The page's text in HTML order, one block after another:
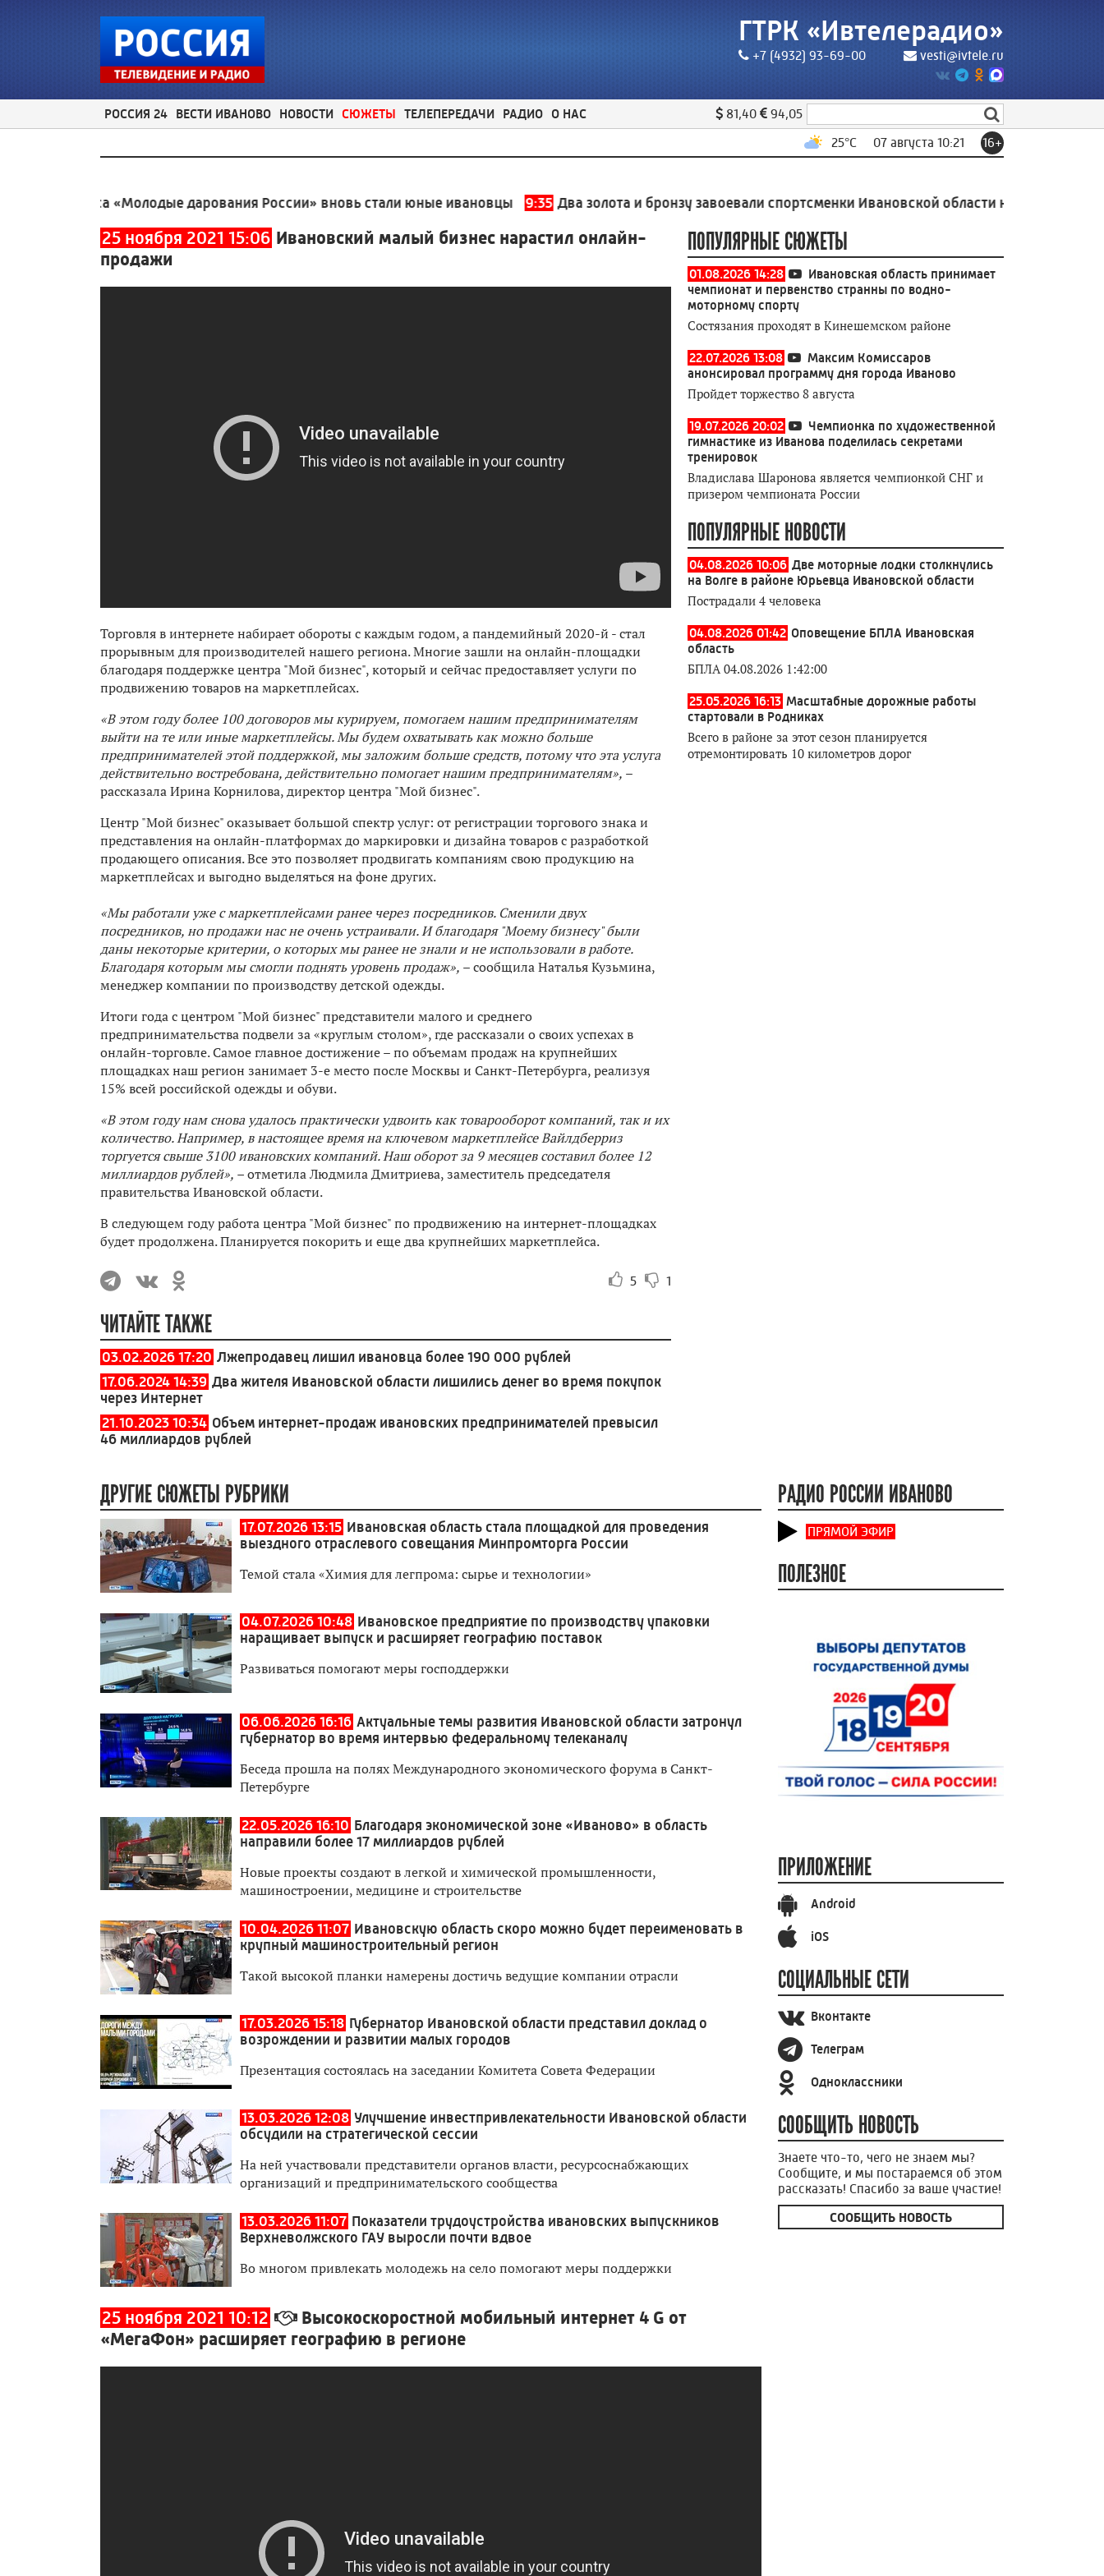
ГТРК «Ивтелерадио»
+7 (4932) 93-69-00 vesti@ivtele.ru
РОССИЯ 24 ВЕСТИ ИВАНОВО НОВОСТИ СЮЖЕТЫ ТЕЛЕПЕРЕДАЧИ РАДИО О НАС 81,40
94,05
25°C 07 августа 10:21 16+
«Молодые дарования России» вновь стали юные ивановцы 9:35 Два золота и бронзу завоевали спортсменки Ивановской области на соревнованиях по
25 ноября 2021 15:06 Ивановский малый бизнес нарастил онлайн-
продажи
Торговля в интернете набирает обороты с каждым годом, а пандемийный 2020-й - стал
прорывным для производителей нашего региона. Многие зашли на онлайн-площадки
благодаря поддержке центра "Мой бизнес", который и сейчас предоставляет услуги по
продвижению товаров на маркетплейсах.
«В этом году более 100 договоров мы курируем, помогаем нашим предпринимателям
выйти на те или иные маркетплейсы. Мы будем охватывать как можно больше
предпринимателей этой поддержкой, мы заложим больше средств, потому что эта услуга
действительно востребована, действительно помогает нашим предпринимателям», –
рассказала Ирина Корнилова, директор центра "Мой бизнес".
Центр "Мой бизнес" оказывает большой спектр услуг: от регистрации торгового знака и
представления на онлайн-платформах до маркировки и дизайна товаров с разработкой
продающего описания. Все это позволяет продвигать компаниям свою продукцию на
маркетплейсах и выгодно выделяться на фоне других.
«Мы работали уже с маркетплейсами ранее через посредников. Сменили двух
посредников, но продажи нас не очень устраивали. И благодаря "Моему бизнесу" были
даны некоторые критерии, о которых мы ранее не знали и не использовали в работе.
Благодаря которым мы смогли поднять уровень продаж», – сообщила Наталья Кузьмина,
менеджер компании по производству детской одежды.
Итоги года с центром "Мой бизнес" представители малого и среднего
предпринимательства подвели за «круглым столом», где рассказали о своих успехах в
онлайн-торговле. Самое главное достижение – по объемам продаж на крупнейших
площадках наш регион занимает 3-е место после Москвы и Санкт-Петербурга, реализуя
15% всей российской одежды и обуви.
«В этом году нам снова удалось практически удвоить как товарооборот компаний, так и их
количество. Например, в настоящее время на ключевом маркетплейсе Вайлдберриз
торгуется свыше 3100 ивановских компаний. Наш оборот за 9 месяцев составил более 12
миллиардов рублей», –отметила Людмила Дмитриева, заместитель председателя
правительства Ивановской области.
В следующем году работа центра "Мой бизнес" по продвижению на интернет-площадках
будет продолжена. Планируется покорить и еще два крупнейших маркетплейса.
5 1
ЧИТАЙТЕ ТАКЖЕ
03.02.2026 17:20 Лжепродавец лишил ивановца более 190 000 рублей
17.06.2024 14:39 Два жителя Ивановской области лишились денег во время покупок
через Интернет
21.10.2023 10:34 Объем интернет-продаж ивановских предпринимателей превысил
46 миллиардов рублей
ПОПУЛЯРНЫЕ СЮЖЕТЫ
01.08.2026 14:28
Ивановская область принимает
чемпионат и первенство странны по водно-
моторному спорту
Состязания проходят в Кинешемском районе
22.07.2026 13:08
Максим Комиссаров
анонсировал программу дня города Иваново
Пройдет торжество 8 августа
19.07.2026 20:02
Чемпионка по художественной
гимнастике из Иванова поделилась секретами
тренировок
Владислава Шаронова является чемпионкой СНГ и
призером чемпионата России
ПОПУЛЯРНЫЕ НОВОСТИ
04.08.2026 10:06 Две моторные лодки столкнулись
на Волге в районе Юрьевца Ивановской области
Пострадали 4 человека
04.08.2026 01:42 Оповещение БПЛА Ивановская
область
БПЛА 04.08.2026 1:42:00
25.05.2026 16:13 Масштабные дорожные работы
стартовали в Родниках
Всего в районе за этот сезон планируется
отремонтировать 10 километров дорог
ДРУГИЕ СЮЖЕТЫ РУБРИКИ
17.07.2026 13:15 Ивановская область стала площадкой для проведения
выездного отраслевого совещания Минпромторга России
Темой стала «Химия для легпрома: сырье и технологии»
04.07.2026 10:48 Ивановское предприятие по производству упаковки
наращивает выпуск и расширяет географию поставок
Развиваться помогают меры господдержки
06.06.2026 16:16 Актуальные темы развития Ивановской области затронул
губернатор во время интервью федеральному телеканалу
Беседа прошла на полях Международного экономического форума в Санкт-
Петербурге
22.05.2026 16:10 Благодаря экономической зоне «Иваново» в область
направили более 17 миллиардов рублей
Новые проекты создают в легкой и химической промышленности,
машиностроении, медицине и строительстве
10.04.2026 11:07 Ивановскую область скоро можно будет переименовать в
крупный машиностроительный регион
Такой высокой планки намерены достичь ведущие компании отрасли
17.03.2026 15:18 Губернатор Ивановской области представил доклад о
возрождении и развитии малых городов
Презентация состоялась на заседании Комитета Совета Федерации
13.03.2026 12:08 Улучшение инвестпривлекательности Ивановской области
обсудили на стратегической сессии
На ней участвовали представители органов власти, ресурсоснабжающих
организаций и предпринимательского сообщества
13.03.2026 11:07 Показатели трудоустройства ивановских выпускников
Верхневолжского ГАУ выросли почти вдвое
Во многом привлекать молодежь на село помогают меры поддержки
25 ноября 2021 10:12
Высокоскоростной мобильный интернет 4 G от
«МегаФон» расширяет географию в регионе
РАДИО РОССИИ ИВАНОВО
ПРЯМОЙ ЭФИР
ПОЛЕЗНОЕ
ПРИЛОЖЕНИЕ
Android
iOS
СОЦИАЛЬНЫЕ СЕТИ
Вконтакте
Телеграм
Одноклассники
СООБЩИТЬ НОВОСТЬ
Знаете что-то, чего не знаем мы?
Сообщите, и мы постараемся об этом
рассказать! Спасибо за ваше участие!
СООБЩИТЬ НОВОСТЬ